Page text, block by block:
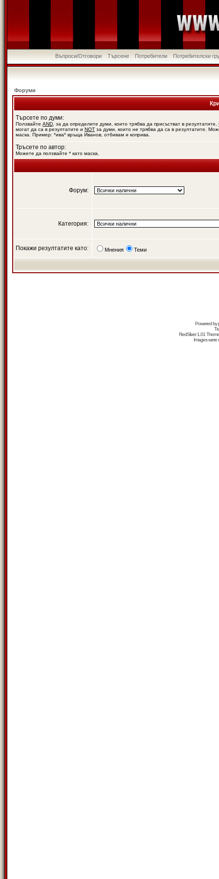
Въпроси/Отговори Търсене Потребители Потребителски
Форуми
Търсете по думи:
Ползвайте AND , за да определите думи, които трябва да присъстват в резултатите,
могат да са в резултатите и NOT за думи, които не трябва да са в резултатите.
маска. Пример: *ива* връща Иванов, отбивам и коприва.
Тръсете по автор:
Можете да ползвайте * като маска.
Форум:
Категория:
Покажи резултатите като: Мнения Теми
Powered by
RedSilver 1.01
Images were